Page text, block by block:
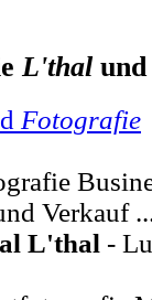
L'thal
Fotografie
Verkauf
L'thal -